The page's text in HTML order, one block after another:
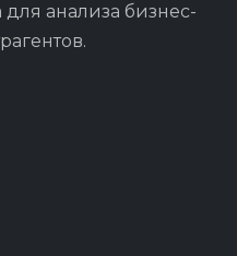
анализа бизнес-